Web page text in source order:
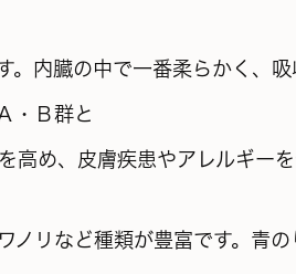
。内臓の中で一番柔らかく、
・Ｂ群と
高め、皮膚疾患やアレルギーを
ノリなど種類が豊富です。青